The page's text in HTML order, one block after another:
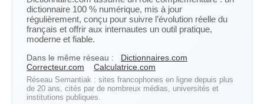
dictionnaire 100 % numérique, mis à jour
régulièrement, conçu pour suivre l’évolution réelle du
français et offrir aux internautes un outil pratique,
moderne et fiable.
Dans le même réseau :
Dictionnaires.com
Correcteur.com
Calculatrice.com
Réseau Semantiak : sites francophones en ligne depuis plus
de 20 ans, cités par de nombreux médias, universités et
institutions publiques.